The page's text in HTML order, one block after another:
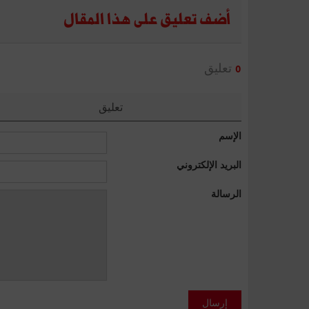
أضف تعليق على هذا المقال
0 تعليق
تعليق
الإسم
البريد الإلكتروني
الرسالة
إرسال